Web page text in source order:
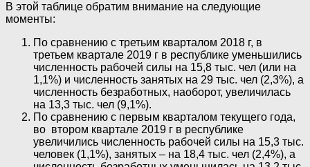
В этой таблице обратим внимание на следующие
моменты:
По сравнению с третьим кварталом 2018 г, в
третьем квартале 2019 г в республике уменьшились
численность рабочей силы на 15,8 тыс. чел (или на
1,1%) и численность занятых на 29 тыс. чел (2,3%), а
численность безработных, наоборот, увеличилась
на 13,3 тыс. чел (9,1%).
По сравнению с первым кварталом текущего года,
во втором квартале 2019 г в республике
увеличились численность рабочей силы на 15,3 тыс.
человек (1,1%), занятых – на 18,4 тыс. чел (2,4%), а